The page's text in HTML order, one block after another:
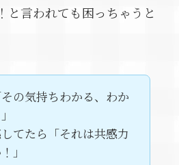
と言われても困っちゃうと
の気持ちわかる、わか
てたら「それは共感力
」